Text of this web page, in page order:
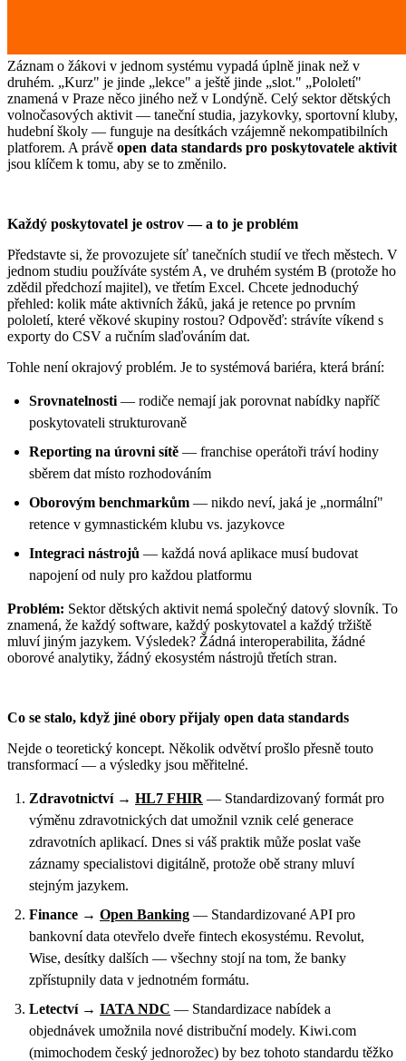
Záznam o žákovi v jednom systému vypadá úplně jinak než v
druhém. „Kurz" je jinde „lekce" a ještě jinde „slot." „Pololetí"
znamená v Praze něco jiného než v Londýně. Celý sektor dětských
volnočasových aktivit — taneční studia, jazykovky, sportovní kluby,
hudební školy — funguje na desítkách vzájemně nekompatibilních
platforem. A právě open data standards pro poskytovatele aktivit
jsou klíčem k tomu, aby se to změnilo.
Každý poskytovatel je ostrov — a to je problém
Představte si, že provozujete síť tanečních studií ve třech městech. V
jednom studiu používáte systém A, ve druhém systém B (protože ho
zdědil předchozí majitel), ve třetím Excel. Chcete jednoduchý
přehled: kolik máte aktivních žáků, jaká je retence po prvním
pololetí, které věkové skupiny rostou? Odpověď: strávíte víkend s
exporty do CSV a ručním slaďováním dat.
Tohle není okrajový problém. Je to systémová bariéra, která brání:
Srovnatelnosti — rodiče nemají jak porovnat nabídky napříč
poskytovateli strukturovaně
Reporting na úrovni sítě — franchise operátoři tráví hodiny
sběrem dat místo rozhodováním
Oborovým benchmarkům — nikdo neví, jaká je „normální"
retence v gymnastickém klubu vs. jazykovce
Integraci nástrojů — každá nová aplikace musí budovat
napojení od nuly pro každou platformu
Problém: Sektor dětských aktivit nemá společný datový slovník. To
znamená, že každý software, každý poskytovatel a každý tržiště
mluví jiným jazykem. Výsledek? Žádná interoperabilita, žádné
oborové analytiky, žádný ekosystém nástrojů třetích stran.
Co se stalo, když jiné obory přijaly open data standards
Nejde o teoretický koncept. Několik odvětví prošlo přesně touto
transformací — a výsledky jsou měřitelné.
Zdravotnictví → HL7 FHIR — Standardizovaný formát pro
výměnu zdravotnických dat umožnil vznik celé generace
zdravotních aplikací. Dnes si váš praktik může poslat vaše
záznamy specialistovi digitálně, protože obě strany mluví
stejným jazykem.
Finance → Open Banking — Standardizované API pro
bankovní data otevřelo dveře fintech ekosystému. Revolut,
Wise, desítky dalších — všechny stojí na tom, že banky
zpřístupnily data v jednotném formátu.
Letectví → IATA NDC — Standardizace nabídek a
objednávek umožnila nové distribuční modely. Kiwi.com
(mimochodem český jednorožec) by bez tohoto standardu těžko